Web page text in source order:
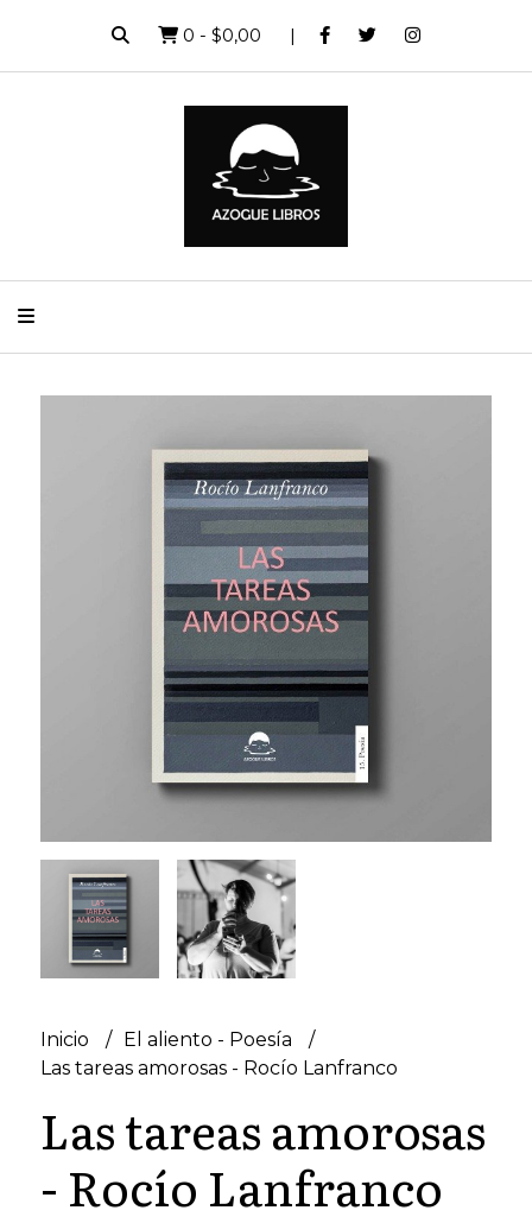
0 - $0,00
Inicio
El aliento - Poesía
Las tareas amorosas - Rocío Lanfranco
Las tareas amorosas
- Rocío Lanfranco